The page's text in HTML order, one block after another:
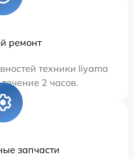
ремонт
техники Iiyama
2 часов.
запчасти